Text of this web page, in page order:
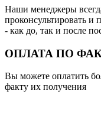
Наши менеджеры
проконсультировать и
- как до, так и после
ОПЛАТА ПО
Вы можете оплатить
факту их получения